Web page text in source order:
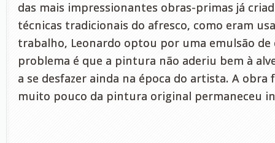
das mais impressionantes obras-primas já
técnicas tradicionais do afresco, como eram
trabalho, Leonardo optou por uma emulsão de
problema é que a pintura não aderiu bem à
a se desfazer ainda na época do artista. A obra
muito pouco da pintura original permaneceu